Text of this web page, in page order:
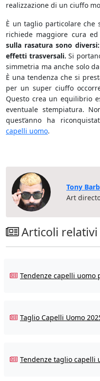
realizzazione di un ciuffo
È un taglio particolare che
richiede maggiore cura ed
sulla rasatura sono
effetti trasversali. Si
simmetria ma anche solo
È una tendenza che si
per un super ciuffo
Questo crea un equilibrio
eventuale stempiatura.
quest’anno ha
capelli uomo.
Tony
Art
Articoli relativi
Tendenze capelli uomo
Taglio Capelli Uomo
Tendenze taglio capelli